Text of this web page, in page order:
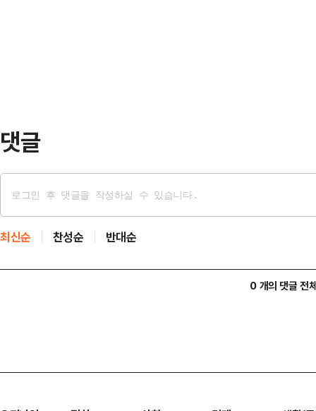
댓글
최신순 찬성순 반대순
0 개의 댓글 전